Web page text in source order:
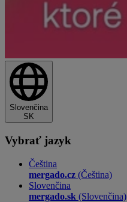
Slovenčina
SK
Vybrať jazyk
Čeština
mergado.cz (Čeština)
Slovenčina
mergado.sk (Slovenčina)